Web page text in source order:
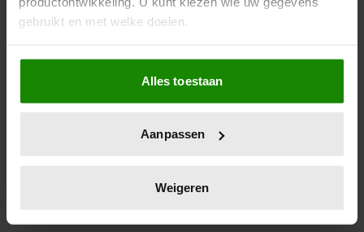
gebruikt en met welke doelen.
Als u het toestaat, willen we ook graag:
Informatie verzamelen over uw geografische
locatie, die tot een paar meter nauwkeurig kan zijn
scannen op specifieke eigenschappen (fingerprinting)
verwerkt en stel uw voorkeuren in het
intrekken in de Cookieverklaring.
Alles toestaan
Aanpassen
Weigeren
JONGE FAN IN MADAME
TUSSAUDS: ONTROEREND